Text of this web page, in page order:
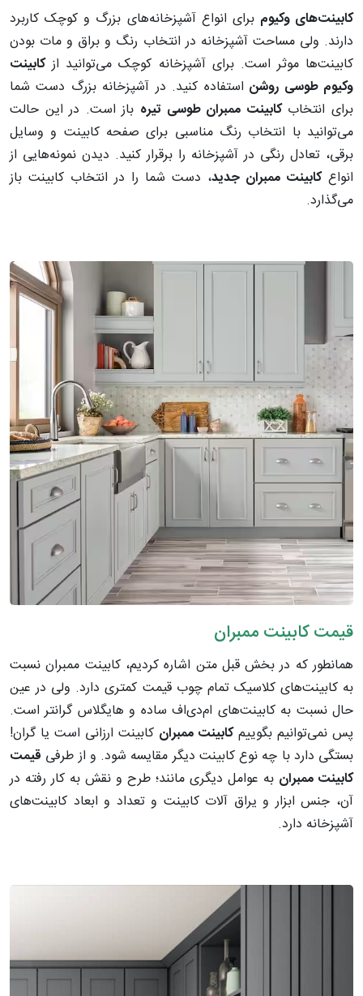
کابینت‌های وکیوم برای انواع آشپزخانه‌های بزرگ و کوچک کاربرد
دارند. ولی مساحت آشپزخانه در انتخاب رنگ و براق و مات بودن
کابینت‌ها موثر است. برای آشپزخانه‌ کوچک می‌توانید ازکابینت
وکیوم طوسی روشناستفاده کنید. در آشپزخانه بزرگ دست شما
برای انتخابکابینت ممبران طوسی تیره‌ باز است. در این حالت
می‌توانید با انتخاب رنگ مناسبی برای صفحه کابینت و وسایل
برقی، تعادل رنگی در آشپزخانه را برقرار کنید. دیدن نمونه‌هایی از
انواعکابینت ممبران جدید، دست شما را در انتخاب کابینت باز
می‌گذارد.
قیمت کابینت ممبران
همانطور که در بخش قبل متن اشاره کردیم، کابینت ممبران نسبت
به کابینت‌های کلاسیک تمام چوب قیمت کمتری دارد. ولی در عین
حال نسبت به کابینت‌های ام‌دی‌اف ساده و هایگلاس گرانتر است.
پس نمی‌توانیم بگوییمکابینت ممبران کابینت ارزانی است یا گران!
بستگی دارد با چه نوع کابینت دیگر مقایسه شود. و از طرفی قیمت
کابینت ممبران به عوامل دیگری مانند؛ طرح و نقش به کار رفته در
آن، جنس ابزار و یراق آلات کابینت و تعداد و ابعاد کابینت‌های
آشپزخانه دارد.